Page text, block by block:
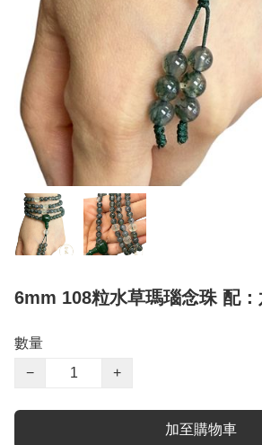
6mm 108粒水草瑪瑙念珠 配
數量
−
+
加至購物車